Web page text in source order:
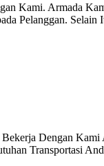
Kami. Armada
Pelanggan. Selain
Dengan Kami
Transportasi